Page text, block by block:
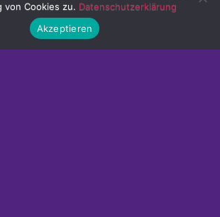
von Cookies zu. Datenschutzerklärung
Akzeptieren